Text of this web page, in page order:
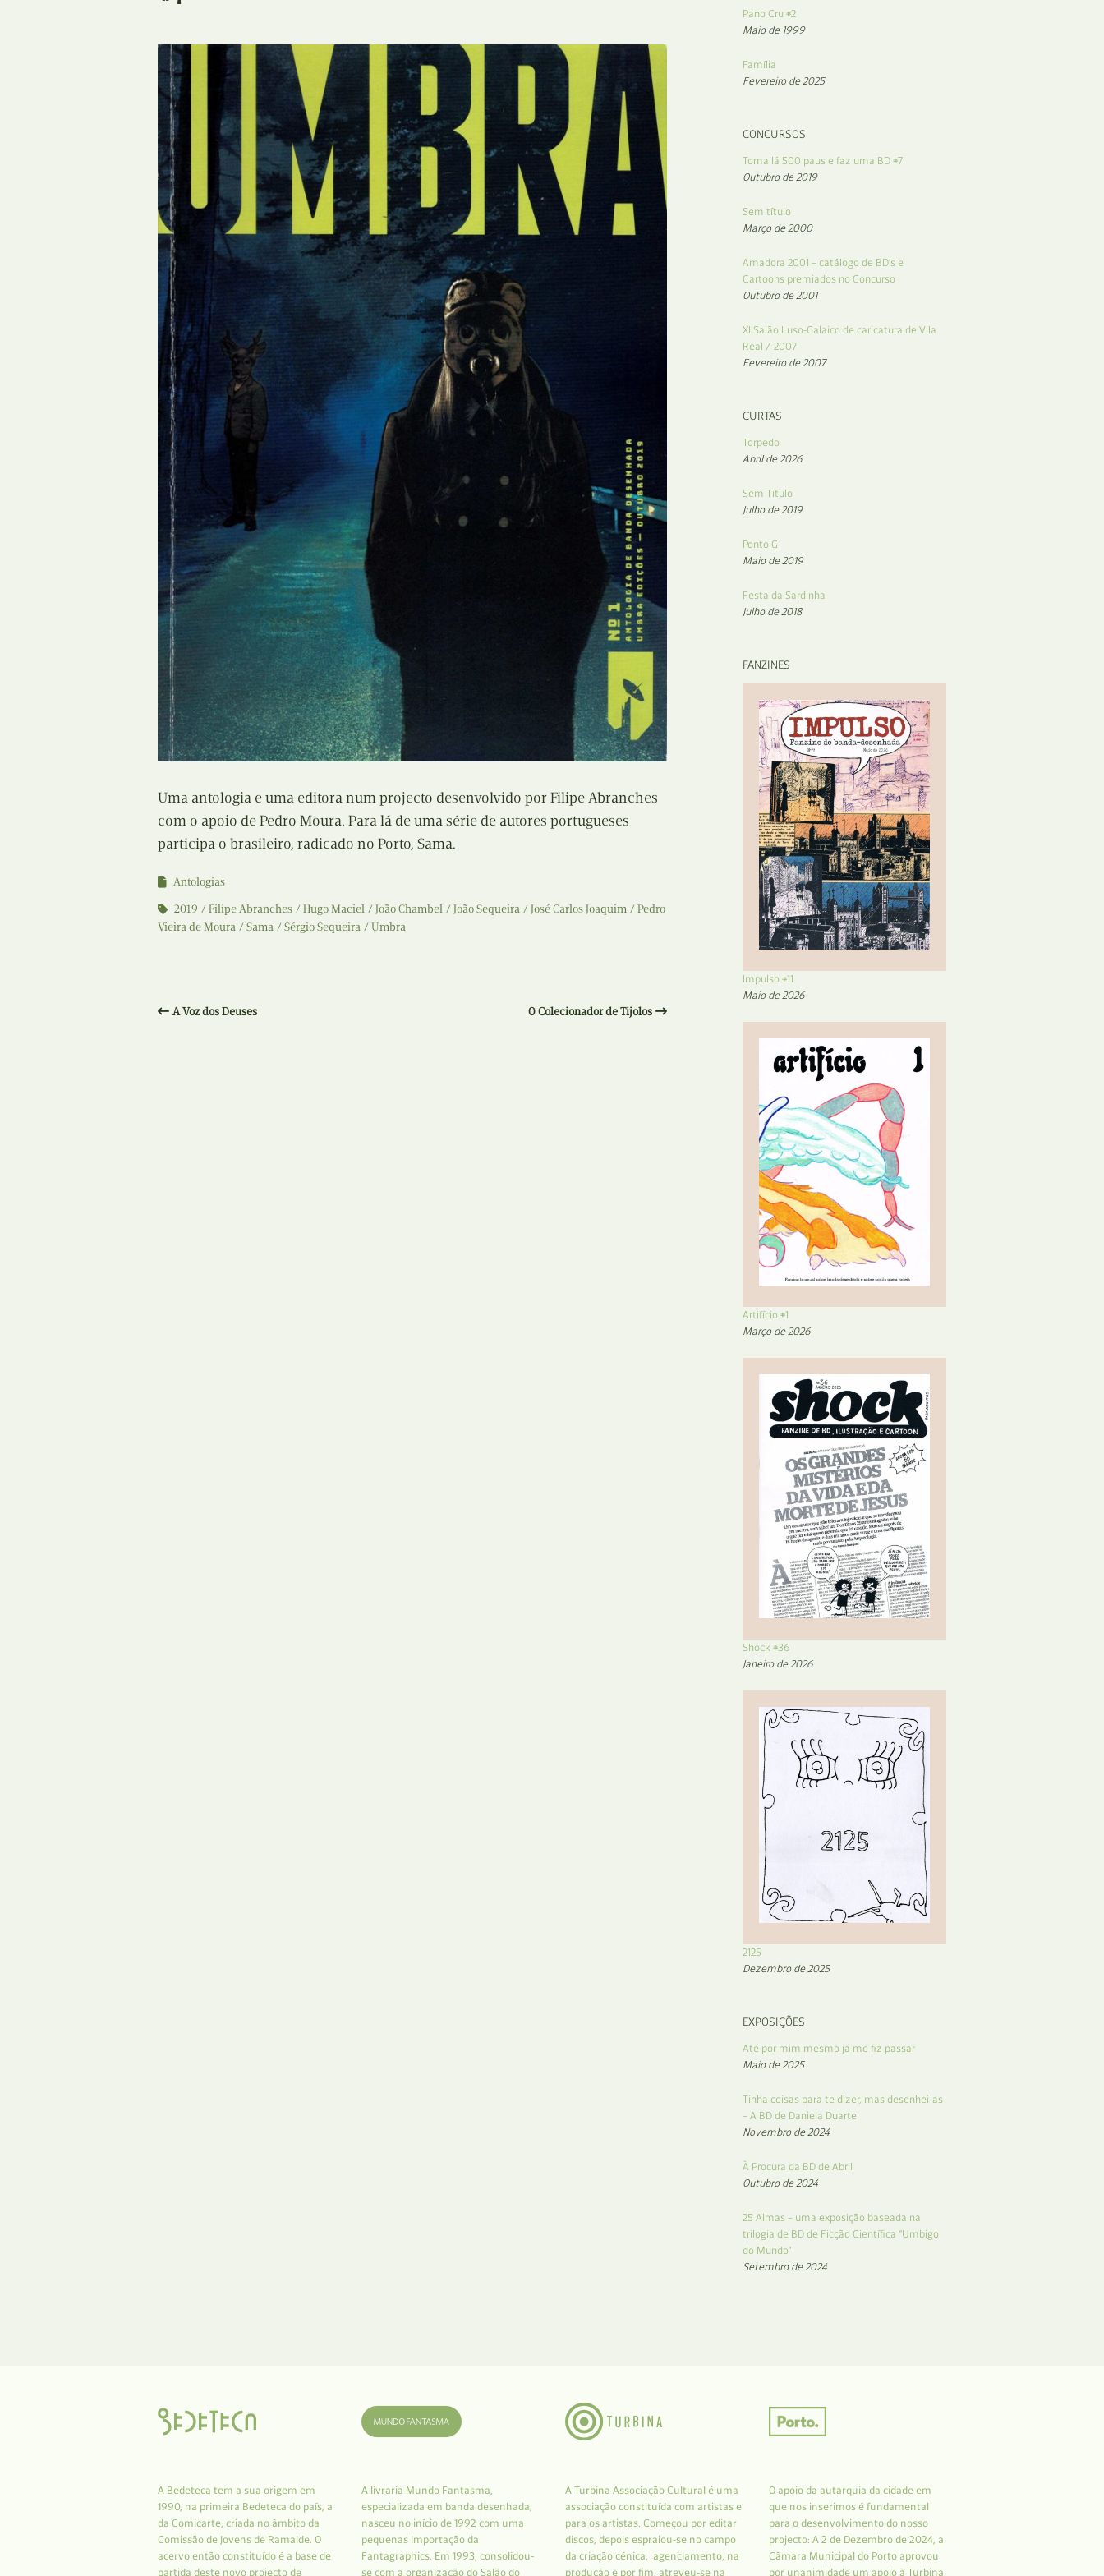
Edição Digital
Edição Portuguesa
Exposições e Eventos
Fanzines
Festivais e Salões
Formação
Internacional
Programas e Catálogos
Publicações em periódicos
Rubricas
Web BD
Uma antologia e uma editora num projecto desenvolvido por Filipe Abranches
com o apoio de Pedro Moura. Para lá de uma série de autores portugueses
participa o brasileiro, radicado no Porto, Sama.
Antologias
2019
Filipe Abranches Hugo Maciel João Chambel João Sequeira José Carlos Joaquim
Pedro
Vieira de Moura
Sama Sérgio Sequeira Umbra
A Voz dos Deuses O Colecionador de Tijolos
Pano Cru #2
Maio de 1999
Família
Fevereiro de 2025
CONCURSOS
Toma lá 500 paus e faz uma BD #7
Outubro de 2019
Sem título
Março de 2000
Amadora 2001 – catálogo de BD’s e
Cartoons premiados no Concurso
Outubro de 2001
XI Salão Luso-Galaico de caricatura de Vila
Real / 2007
Fevereiro de 2007
CURTAS
Torpedo
Abril de 2026
Sem Título
Julho de 2019
Ponto G
Maio de 2019
Festa da Sardinha
Julho de 2018
FANZINES
Impulso #11
Maio de 2026
Artifício #1
Março de 2026
Shock #36
Janeiro de 2026
2125
Dezembro de 2025
EXPOSIÇÕES
Até por mim mesmo já me fiz passar
Maio de 2025
Tinha coisas para te dizer, mas desenhei-as
– A BD de Daniela Duarte
Novembro de 2024
À Procura da BD de Abril
Outubro de 2024
25 Almas – uma exposição baseada na
trilogia de BD de Ficção Científica “Umbigo
do Mundo”
Setembro de 2024
A Bedeteca tem a sua origem em
1990, na primeira Bedeteca do país, a
da Comicarte, criada no âmbito da
Comissão de Jovens de Ramalde. O
acervo então constituído é a base de
partida deste novo projecto de
A livraria Mundo Fantasma,
especializada em banda desenhada,
nasceu no início de 1992 com uma
pequenas importação da
Fantagraphics. Em 1993, consolidou-
se com a organização do Salão do
A Turbina Associação Cultural é uma
associação constituída com artistas e
para os artistas. Começou por editar
discos, depois espraiou-se no campo
da criação cénica, agenciamento, na
produção e por fim, atreveu-se na
O apoio da autarquia da cidade em
que nos inserimos é fundamental
para o desenvolvimento do nosso
projecto: A 2 de Dezembro de 2024, a
Câmara Municipal do Porto aprovou
por unanimidade um apoio à Turbina